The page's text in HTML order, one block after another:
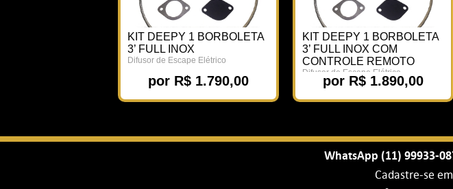
KIT DEEPY 1 BORBOLETA
3’ FULL INOX
Difusor de Escape Elétrico
por R$ 1.790,00
KIT DEEPY 1 BORBOLETA
3’ FULL INOX COM
CONTROLE REMOTO
Difusor de Escape Elétrico
por R$ 1.890,00
WhatsApp (11) 99933-
Cadastre-se